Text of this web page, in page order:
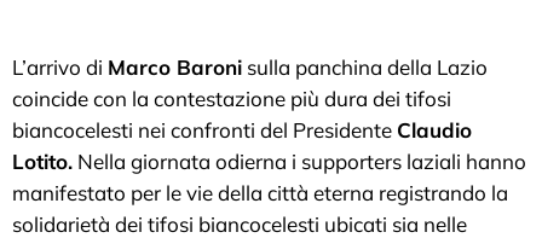
L’arrivo di Marco Baroni sulla panchina della Lazio
coincide con la contestazione più dura dei tifosi
biancocelesti nei confronti del Presidente Claudio
Lotito. Nella giornata odierna i supporters laziali hanno
manifestato per le vie della città eterna registrando la
solidarietà dei tifosi biancocelesti ubicati sia nelle